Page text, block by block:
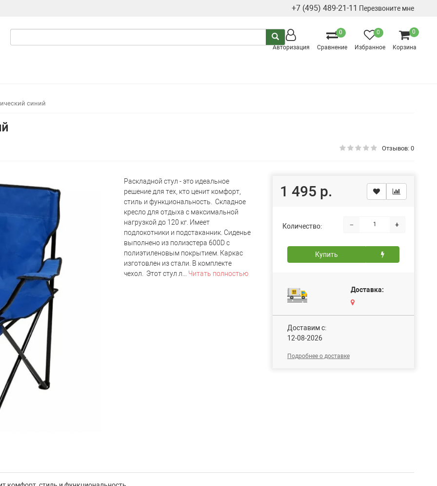
+7 (495) 489-21-11 Перезвоните мне
Авторизация
0
Сравнение
0
Избранное
0
Корзина
синий
Отзывов: 0
Раскладной стул - это идеальное
решение для тех, кто ценит комфорт,
стиль и функциональность. Складное
кресло для отдыха с максимальной
нагрузкой до 120 кг. Имеет
подлокотники и подстаканник. Сиденье
выполнено из полиэстера 600D с
полиэтиленовым покрытием. Каркас
изготовлен из стали. В комплекте
чехол. Этот стул л... Читать полностью
1 495 р.
Количество: − +
Купить
Доставка:
Доставим c:
12-08-2026
Подробнее о доставке